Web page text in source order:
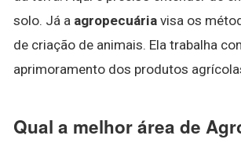
solo. Já a agropecuária visa os
de criação de animais. Ela trabalha
aprimoramento dos produtos
Qual a melhor área de